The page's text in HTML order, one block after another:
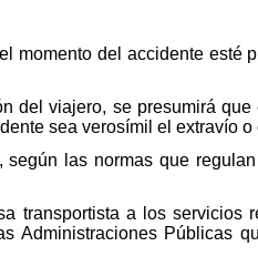
momento del accidente esté
del viajero, se presumirá
sea verosímil el extravío
las normas que
transportista a los servicios
Administraciones Públicas